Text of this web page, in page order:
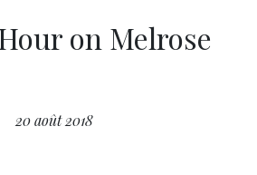
on Melrose
20 août 2018